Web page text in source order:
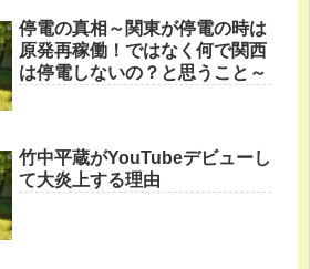
停電の真相～関東が停電の時は
原発再稼働！ではなく何で関西
は停電しないの？と思うこと～
竹中平蔵がYouTubeデビューし
て大炎上する理由